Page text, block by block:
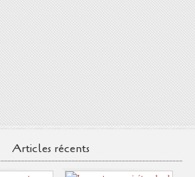
Articles récents